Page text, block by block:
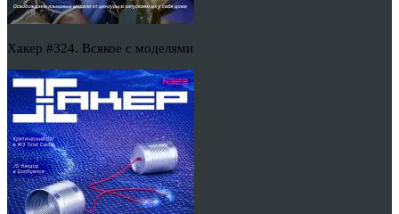
Хакер #324. Всякое с моделями